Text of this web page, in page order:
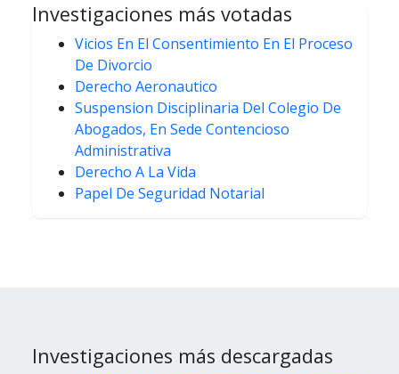
Investigaciones más votadas
Vicios En El Consentimiento En El Proceso
De Divorcio
Derecho Aeronautico
Suspension Disciplinaria Del Colegio De
Abogados, En Sede Contencioso
Administrativa
Derecho A La Vida
Papel De Seguridad Notarial
Investigaciones más descargadas